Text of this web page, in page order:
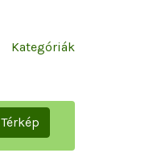
Kategóriák
Térkép